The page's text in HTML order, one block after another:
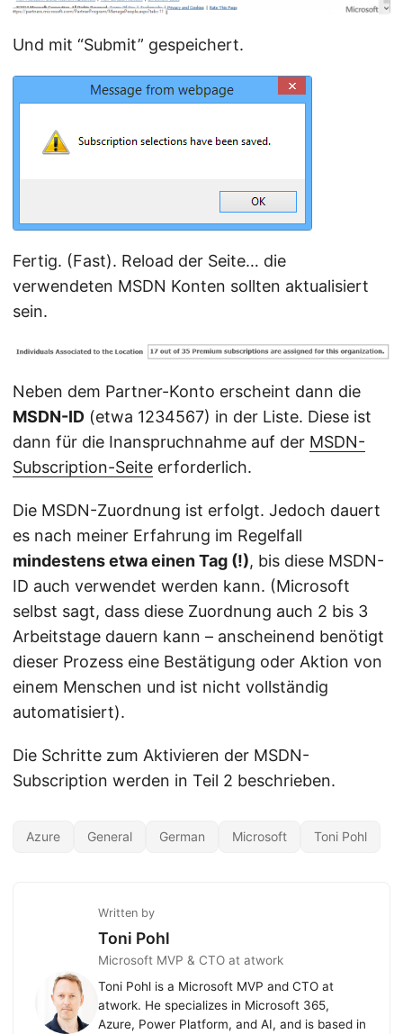
Und mit “Submit” gespeichert.
Fertig. (Fast). Reload der Seite… die
verwendeten MSDN Konten sollten aktualisiert
sein.
Neben dem Partner-Konto erscheint dann die
MSDN-ID (etwa 1234567) in der Liste. Diese ist
dann für die Inanspruchnahme auf der MSDN-
Subscription-Seite erforderlich.
Die MSDN-Zuordnung ist erfolgt. Jedoch dauert
es nach meiner Erfahrung im Regelfall
mindestens etwa einen Tag (!), bis diese MSDN-
ID auch verwendet werden kann. (Microsoft
selbst sagt, dass diese Zuordnung auch 2 bis 3
Arbeitstage dauern kann – anscheinend benötigt
dieser Prozess eine Bestätigung oder Aktion von
einem Menschen und ist nicht vollständig
automatisiert).
Die Schritte zum Aktivieren der MSDN-
Subscription werden in Teil 2 beschrieben.
Azure General German Microsoft Toni Pohl
Written by
Toni Pohl
Microsoft MVP & CTO at atwork
Toni Pohl is a Microsoft MVP and CTO at
atwork. He specializes in Microsoft 365,
Azure, Power Platform, and AI, and is based in